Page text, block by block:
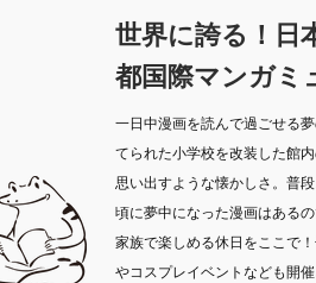
世界に誇る！日
都国際マンガミ
一日中漫画を読んで過ごせる
てられた小学校を改装した館
思い出すような懐かしさ。普
頃に夢中になった漫画はあるの
家族で楽しめる休日をここで
やコスプレイベントなども開催